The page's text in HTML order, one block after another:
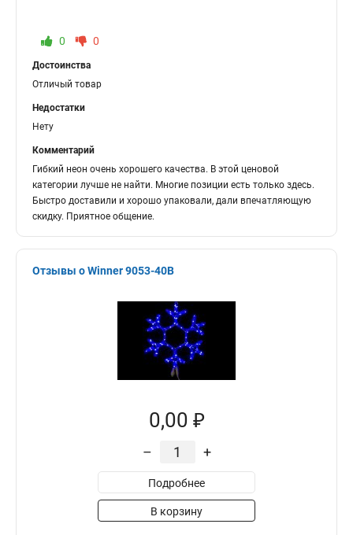
0 0
Достоинства
Отличый товар
Недостатки
Нету
Комментарий
Гибкий неон очень хорошего качества. В этой ценовой
категории лучше не найти. Многие позиции есть только здесь.
Быстро доставили и хорошо упаковали, дали впечатляющую
скидку. Приятное общение.
Отзывы о Winner 9053-40B
0,00 ₽
– +
Подробнее
В корзину